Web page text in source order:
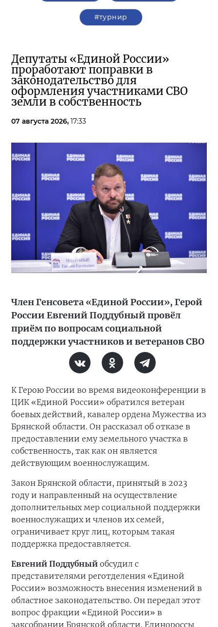
#турнир
Депутаты «Единой России»
проработают поправки в
законодательство для
оформления участниками СВО
земли в собственность
07 августа 2026, 17:33
Член Генсовета «Единой России», Герой
России Евгений Поддубный провёл
приём по вопросам социальной
поддержки участников и ветеранов СВО
К Герою России во время видеоконференции в
ЦИК «Единой России» обратился ветеран
боевых действий, кавалер ордена Мужества из
Брянской области. Он рассказал об отказе в
предоставлении ему земельного участка в
собственность, так как он является
действующим военнослужащим.
Закон Брянской области, принятый в 2023
году и направленный на осуществление
дополнительных мер социальной поддержки
военнослужащих и членов их семей,
ограничивает круг лиц, которым такая
поддержка предоставляется.
Евгений Поддубный обсудил с
представителями реготделения «Единой
России» возможность внесения изменений в
областное законодательство. Он передал этот
вопрос фракции «Единой России» в
заксобрании Брянской области. Единороссы